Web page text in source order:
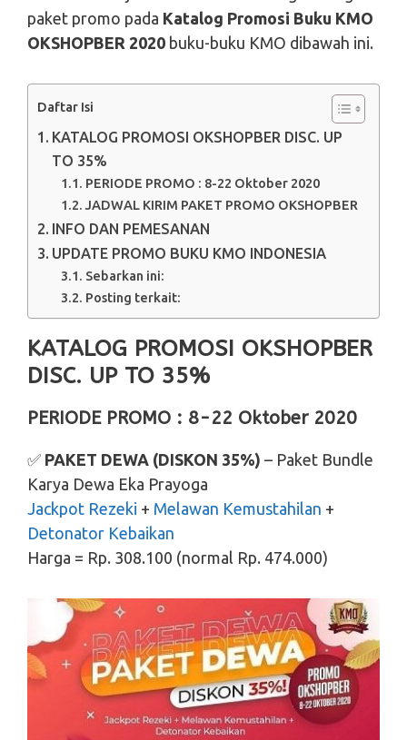
paket promo pada Katalog Promosi Buku KMO
OKSHOPBER 2020 buku-buku KMO dibawah ini.
Daftar Isi
KATALOG PROMOSI OKSHOPBER DISC. UP
TO 35%
PERIODE PROMO : 8-22 Oktober 2020
JADWAL KIRIM PAKET PROMO OKSHOPBER
INFO DAN PEMESANAN
UPDATE PROMO BUKU KMO INDONESIA
Sebarkan ini:
Posting terkait:
KATALOG PROMOSI OKSHOPBER
DISC. UP TO 35%
PERIODE PROMO : 8-22 Oktober 2020
✅ PAKET DEWA (DISKON 35%) – Paket Bundle
Karya Dewa Eka Prayoga
Jackpot Rezeki + Melawan Kemustahilan +
Detonator Kebaikan
Harga = Rp. 308.100 (normal Rp. 474.000)